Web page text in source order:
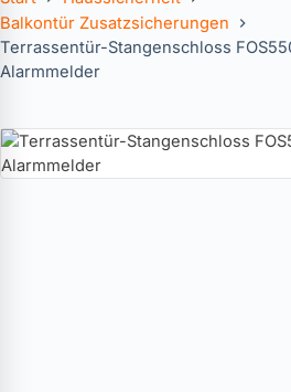
Balkontür Zusatzsicherungen
Terrassentür-Stangenschloss
Alarmmelder